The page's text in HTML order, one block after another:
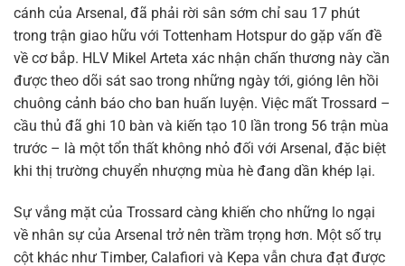
cánh của Arsenal, đã phải rời sân sớm chỉ sau 17 phút
trong trận giao hữu với Tottenham Hotspur do gặp vấn đề
về cơ bắp. HLV Mikel Arteta xác nhận chấn thương này cần
được theo dõi sát sao trong những ngày tới, gióng lên hồi
chuông cảnh báo cho ban huấn luyện. Việc mất Trossard –
cầu thủ đã ghi 10 bàn và kiến tạo 10 lần trong 56 trận mùa
trước – là một tổn thất không nhỏ đối với Arsenal, đặc biệt
khi thị trường chuyển nhượng mùa hè đang dần khép lại.
Sự vắng mặt của Trossard càng khiến cho những lo ngại
về nhân sự của Arsenal trở nên trầm trọng hơn. Một số trụ
cột khác như Timber, Calafiori và Kepa vẫn chưa đạt được